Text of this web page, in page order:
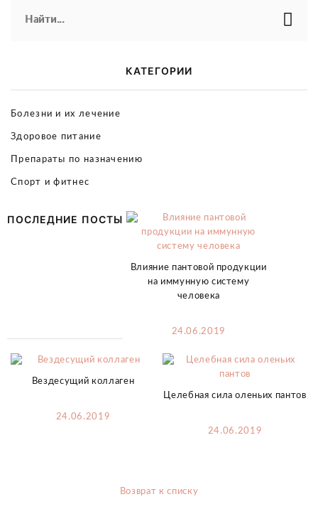
Найти...
КАТЕГОРИИ
Болезни и их лечение
Здоровое питание
Препараты по назначению
Спорт и фитнес
ПОСЛЕДНИЕ ПОСТЫ
Влияние пантовой продукции
на иммунную систему
человека
24.06.2019
Вездесущий коллаген
24.06.2019
Целебная сила оленьих пантов
24.06.2019
Возврат к списку